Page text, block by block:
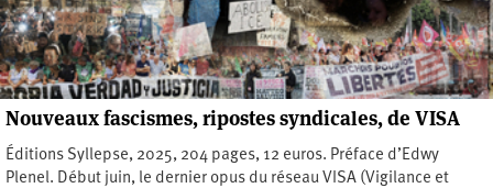
Nouveaux fascismes, ripostes syndicales, de VISA
Éditions Syllepse, 2025, 204 pages, 12 euros. Préface d’Edwy
Plenel. Début juin, le dernier opus du réseau VISA (Vigilance et